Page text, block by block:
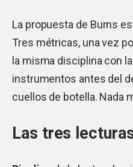
La propuesta de Burns
Tres métricas, una vez
la misma disciplina con
instrumentos antes del
cuellos de botella. Nada
Las tres